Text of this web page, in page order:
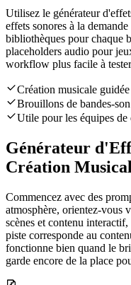
Utilisez le générateur
effets sonores à la
bibliothèques pour chaque
placeholders audio pour
workflow plus facile à
Création musicale
Brouillons de bandes-
Utile pour les équipes de
Générateur
Création
Commencez avec des
atmosphère, orientez-vous
scènes et contenu
piste corresponde au
fonctionne bien quand le
garde encore de la place